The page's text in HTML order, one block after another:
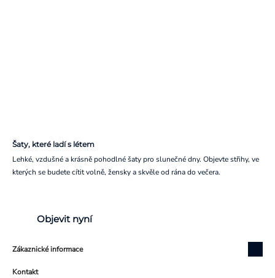
Šaty, které ladí s létem
Lehké, vzdušné a krásně pohodlné šaty pro slunečné dny. Objevte střihy, ve
kterých se budete cítit volně, žensky a skvěle od rána do večera.
Objevit nyní
Zákaznické informace
Kontakt